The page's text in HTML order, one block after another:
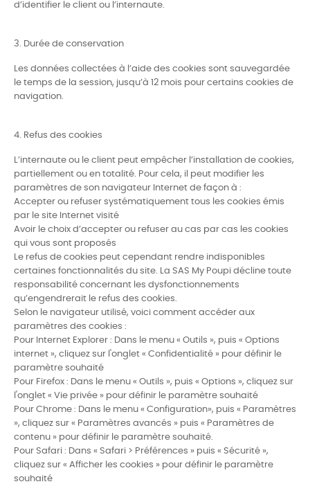
d’identifier le client ou l’internaute.
3. Durée de conservation
Les données collectées à l’aide des cookies sont sauvegardée
le temps de la session, jusqu’à 12 mois pour certains cookies de
navigation.
4. Refus des cookies
L’internaute ou le client peut empêcher l’installation de cookies,
partiellement ou en totalité. Pour cela, il peut modifier les
paramètres de son navigateur Internet de façon à :
Accepter ou refuser systématiquement tous les cookies émis
par le site Internet visité
Avoir le choix d’accepter ou refuser au cas par cas les cookies
qui vous sont proposés
Le refus de cookies peut cependant rendre indisponibles
certaines fonctionnalités du site. La SAS My Poupi décline toute
responsabilité concernant les dysfonctionnements
qu’engendrerait le refus des cookies.
Selon le navigateur utilisé, voici comment accéder aux
paramètres des cookies :
Pour Internet Explorer : Dans le menu « Outils », puis « Options
internet », cliquez sur l'onglet « Confidentialité » pour définir le
paramètre souhaité
Pour Firefox : Dans le menu « Outils », puis « Options », cliquez sur
l'onglet « Vie privée » pour définir le paramètre souhaité
Pour Chrome : Dans le menu « Configuration», puis « Paramètres
», cliquez sur « Paramètres avancés » puis « Paramètres de
contenu » pour définir le paramètre souhaité.
Pour Safari : Dans « Safari > Préférences » puis « Sécurité »,
cliquez sur « Afficher les cookies » pour définir le paramètre
souhaité